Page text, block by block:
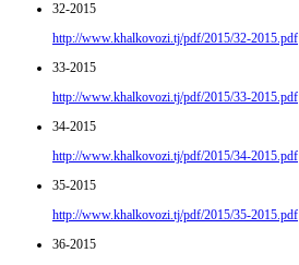
32-2015
http://www.khalkovozi.tj/pdf/2015/32-2015.pdf
33-2015
http://www.khalkovozi.tj/pdf/2015/33-2015.pdf
34-2015
http://www.khalkovozi.tj/pdf/2015/34-2015.pdf
35-2015
http://www.khalkovozi.tj/pdf/2015/35-2015.pdf
36-2015